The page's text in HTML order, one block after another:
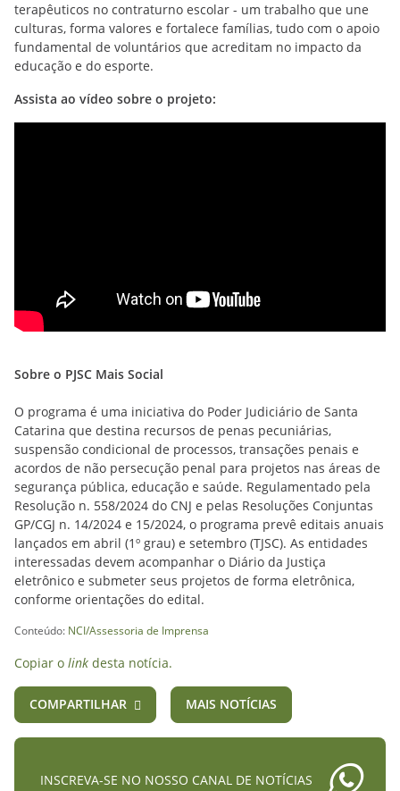
terapêuticos no contraturno escolar - um trabalho que une
culturas, forma valores e fortalece famílias, tudo com o apoio
fundamental de voluntários que acreditam no impacto da
educação e do esporte.
Assista ao vídeo sobre o projeto:
Sobre o PJSC Mais Social
O programa é uma iniciativa do Poder Judiciário de Santa
Catarina que destina recursos de penas pecuniárias,
suspensão condicional de processos, transações penais e
acordos de não persecução penal para projetos nas áreas de
segurança pública, educação e saúde. Regulamentado pela
Resolução n. 558/2024 do CNJ e pelas Resoluções Conjuntas
GP/CGJ n. 14/2024 e 15/2024, o programa prevê editais anuais
lançados em abril (1º grau) e setembro (TJSC). As entidades
interessadas devem acompanhar o Diário da Justiça
eletrônico e submeter seus projetos de forma eletrônica,
conforme orientações do edital.
Conteúdo: NCI/Assessoria de Imprensa
Copiar o link desta notícia.
COMPARTILHAR MAIS NOTÍCIAS
INSCREVA-SE NO NOSSO CANAL DE NOTÍCIAS